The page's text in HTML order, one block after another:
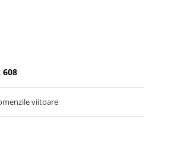
608
viitoare